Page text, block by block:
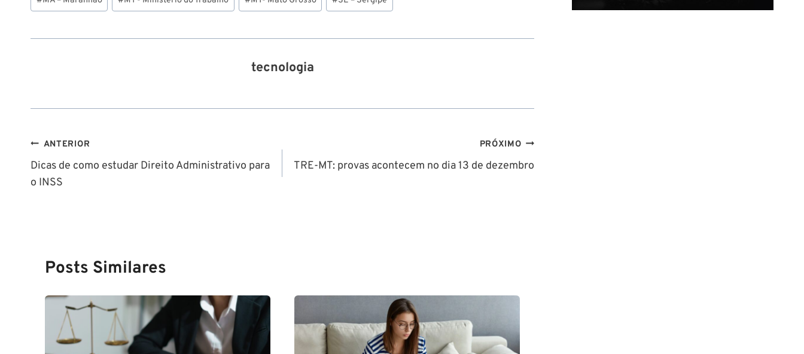
do
tecnologia
Navegação
de
ANTERIOR
Dicas de como estudar Direito Administrativo para
o INSS
PRÓXIMO
TRE-MT: provas acontecem no dia 13 de dezembro
Posts Similares